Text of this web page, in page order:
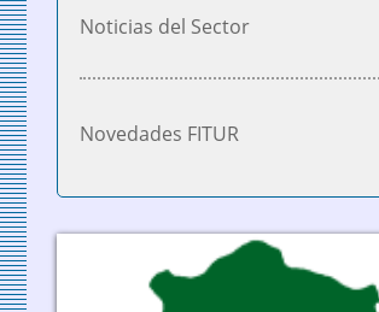
Noticias del Sector
Novedades FITUR